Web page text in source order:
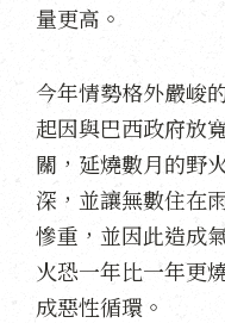
量更高。
今年情勢格外嚴峻
起因與巴西政府放
關，延燒數月的野
深，並讓無數住在
慘重，並因此造成
火恐一年比一年更
成惡性循環。